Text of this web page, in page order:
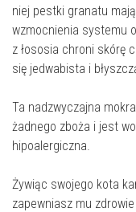
niej pestki granatu
wzmocnienia systemu
z łososia chroni skórę
się jedwabista i
Ta nadzwyczajna
żadnego zboża i jest
hipoalergiczna.
Żywiąc swojego kota
zapewniasz mu